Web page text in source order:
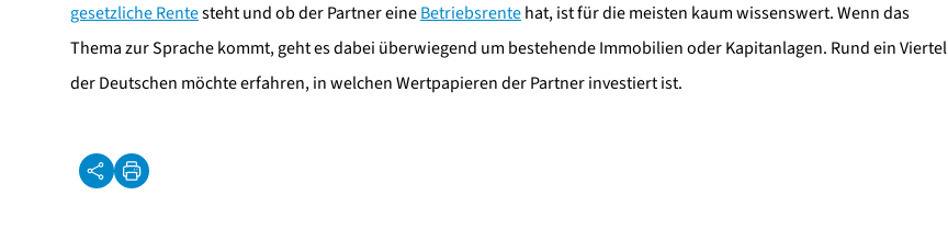
gesetzliche Rentesteht und ob der Partner eineBetriebsrentehat, ist für die meisten kaum wissenswert. Wenn das
Thema zur Sprache kommt, geht es dabei überwiegend um bestehende Immobilien oder Kapitanlagen. Rund ein Viertel
der Deutschen möchte erfahren, in welchen Wertpapieren der Partner investiert ist.